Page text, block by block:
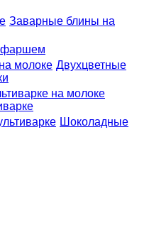
Заварные блины на
фаршем
Двухцветные
Шоколадные